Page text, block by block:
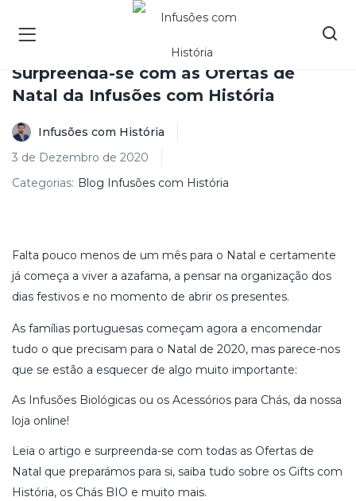
Surpreenda-se com as Ofertas de
Natal da Infusões com História
Infusões com História
3 de Dezembro de 2020
Categorias: Blog Infusões com História
Falta pouco menos de um mês para o Natal e certamente
já começa a viver a azafama, a pensar na organização dos
dias festivos e no momento de abrir os presentes.
As famílias portuguesas começam agora a encomendar
tudo o que precisam para o Natal de 2020, mas parece-nos
que se estão a esquecer de algo muito importante:
As Infusões Biológicas ou os Acessórios para Chás, da nossa
loja online!
Leia o artigo e surpreenda-se com todas as Ofertas de
Natal que preparámos para si, saiba tudo sobre os Gifts com
História, os Chás BIO e muito mais.